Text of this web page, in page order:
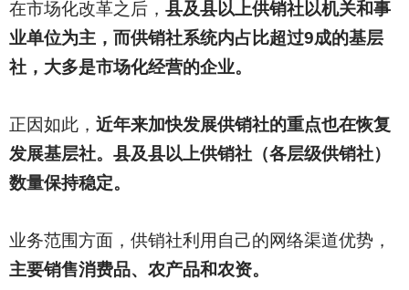
在市场化改革之后， 县及县以上供销社以机关和事
业单位为主，而供销社系统内占比超过9成的基层
社，大多是市场化经营的企业。
正因如此， 近年来加快发展供销社的重点也在恢复
发展基层社。县及县以上供销社（各层级供销社）
数量保持稳定。
业务范围方面，供销社利用自己的网络渠道优势，
主要销售消费品、农产品和农资。